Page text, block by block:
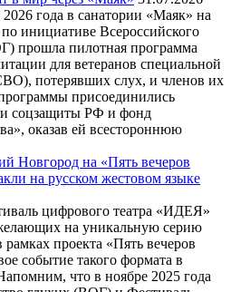
года в санатории «Маяк» на
инициативе Всероссийского
прошла пилотная программа
для ветеранов специальной
потерявших слух, и членов их
присоединились
и соцзащиты РФ и фонд
оказав ей всестороннюю
Новгород на «Пять вечеров
на русском жестовом языке
цифрового театра «ИДЕЯ»
на уникальную серию
рамках проекта «Пять вечеров
событие такого формата в
что в ноябре 2025 года